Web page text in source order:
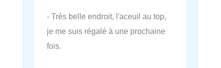
- Très belle endroit, l'aceuil au top,
je me suis régalé à une prochaine
fois.